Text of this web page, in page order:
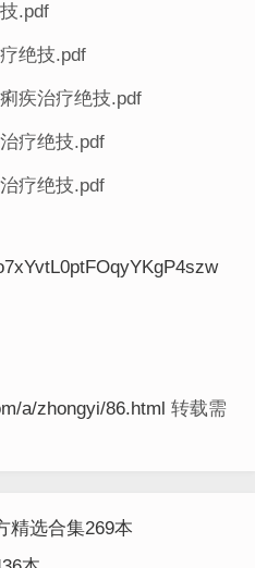
.pdf
绝技.pdf
疾治疗绝技.pdf
疗绝技.pdf
疗绝技.pdf
a/zhongyi/86.html 转载需
精选合集269本